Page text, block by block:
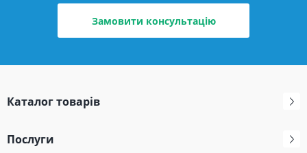
Замовити консультацію
Каталог товарів
Послуги